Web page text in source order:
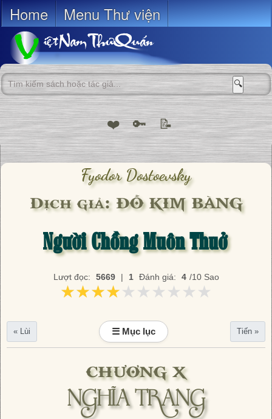
Home Menu Thư viện
🔍
❤️ 🔑 📝
Fyodor Dostoevsky
Dịch giả: ĐỖ KIM BÀNG
Người Chồng Muôn Thuở
Lượt đọc: 5669 | 1 Đánh giá: 4 /10 Sao
★★★★★★★★★★
★★★★★★★★★★
« Lùi ☰ Mục lục Tiến »
CHƯƠNG X
NGHĨA TRANG